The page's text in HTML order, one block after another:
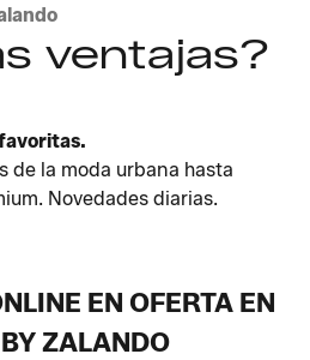
ventajas?
nuevas
en moda y hogar. Si no lo
al llegar.
EN OFERTA EN
ZALANDO